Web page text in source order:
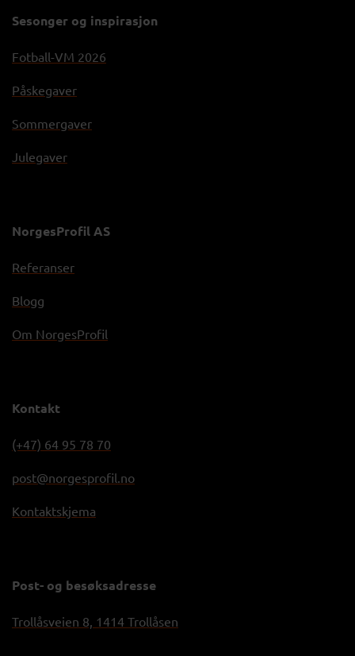
Sesonger og inspirasjon
Fotball-VM 2026
Påskegaver
Sommergaver
Julegaver
NorgesProfil AS
Referanser
Blogg
Om NorgesProfil
Kontakt
(+47) 64 95 78 70
post@norgesprofil.no
Kontaktskjema
Post- og besøksadresse
Trollåsveien 8, 1414 Trollåsen